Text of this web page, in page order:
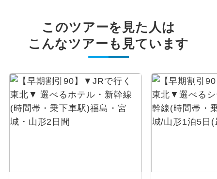
このツアーを見た人は
こんなツアーも見ています